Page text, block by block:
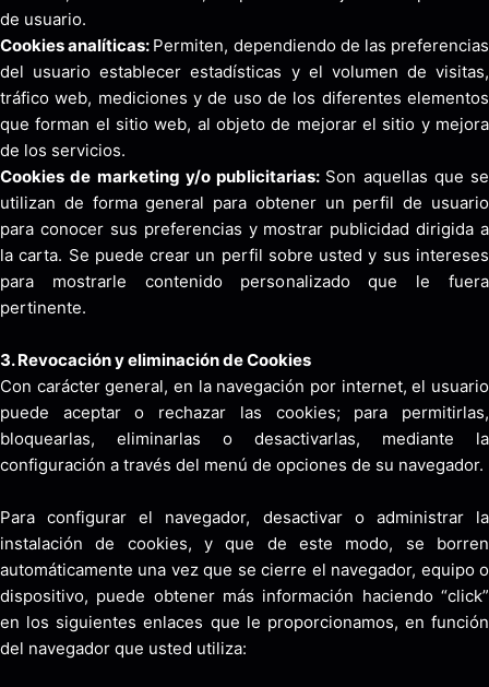
de usuario.
Cookies analíticas: Permiten, dependiendo de las preferencias
del usuario establecer estadísticas y el volumen de visitas,
tráfico web, mediciones y de uso de los diferentes elementos
que forman el sitio web, al objeto de mejorar el sitio y mejora
de los servicios.
Cookies de marketing y/o publicitarias: Son aquellas que se
utilizan de forma general para obtener un perfil de usuario
para conocer sus preferencias y mostrar publicidad dirigida a
la carta. Se puede crear un perfil sobre usted y sus intereses
para mostrarle contenido personalizado que le fuera
pertinente.
3. Revocación y eliminación de Cookies
Con carácter general, en la navegación por internet, el usuario
puede aceptar o rechazar las cookies; para permitirlas,
bloquearlas, eliminarlas o desactivarlas, mediante la
configuración a través del menú de opciones de su navegador.
Para configurar el navegador, desactivar o administrar la
instalación de cookies, y que de este modo, se borren
automáticamente una vez que se cierre el navegador, equipo o
dispositivo, puede obtener más información haciendo “click”
en los siguientes enlaces que le proporcionamos, en función
del navegador que usted utiliza: